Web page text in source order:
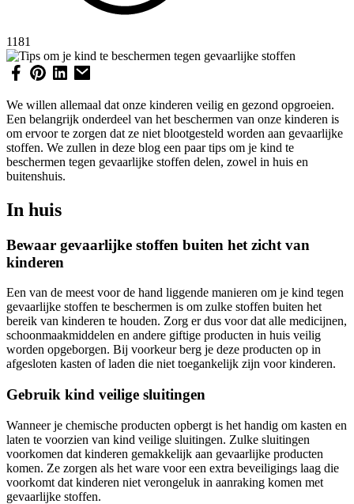
1181
We willen allemaal dat onze kinderen veilig en gezond opgroeien.
Een belangrijk onderdeel van het beschermen van onze kinderen is
om ervoor te zorgen dat ze niet blootgesteld worden aan gevaarlijke
stoffen. We zullen in deze blog een paar tips om je kind te
beschermen tegen gevaarlijke stoffen delen, zowel in huis en
buitenshuis.
In huis
Bewaar gevaarlijke stoffen buiten het zicht van
kinderen
Een van de meest voor de hand liggende manieren om je kind tegen
gevaarlijke stoffen te beschermen is om zulke stoffen buiten het
bereik van kinderen te houden. Zorg er dus voor dat alle medicijnen,
schoonmaakmiddelen en andere giftige producten in huis veilig
worden opgeborgen. Bij voorkeur berg je deze producten op in
afgesloten kasten of laden die niet toegankelijk zijn voor kinderen.
Gebruik kind veilige sluitingen
Wanneer je chemische producten opbergt is het handig om kasten en
laten te voorzien van kind veilige sluitingen. Zulke sluitingen
voorkomen dat kinderen gemakkelijk aan gevaarlijke producten
komen. Ze zorgen als het ware voor een extra beveiligings laag die
voorkomt dat kinderen niet verongeluk in aanraking komen met
gevaarlijke stoffen.